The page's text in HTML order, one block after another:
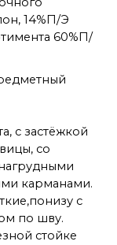
14%П/Э
60%П/
с застёжкой
со
карманами.
с
по шву.
стойке